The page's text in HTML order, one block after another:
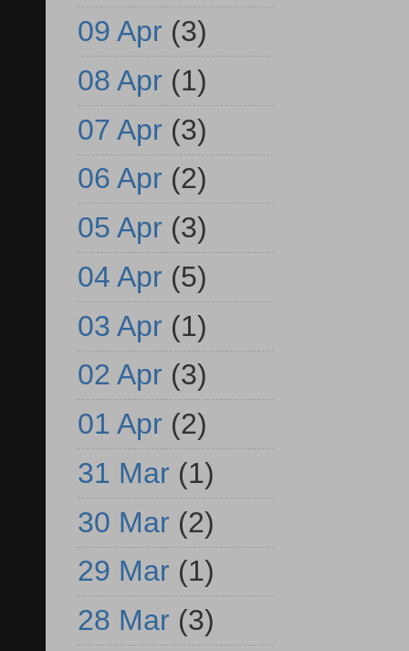
09 Apr (3)
08 Apr (1)
07 Apr (3)
06 Apr (2)
05 Apr (3)
04 Apr (5)
03 Apr (1)
02 Apr (3)
01 Apr (2)
31 Mar (1)
30 Mar (2)
29 Mar (1)
28 Mar (3)